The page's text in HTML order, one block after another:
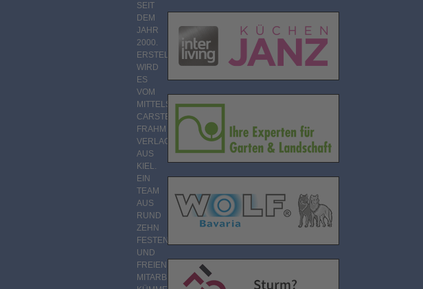
SEIT
DEM
JAHR
2000.
ERSTELLT
WIRD
ES
VOM
MITTELSTÄNDISCHEN
CARSTEN
FRAHM
VERLAG
AUS
KIEL.
EIN
TEAM
AUS
RUND
ZEHN
FESTEN
UND
FREIEN
MITARBEITERN